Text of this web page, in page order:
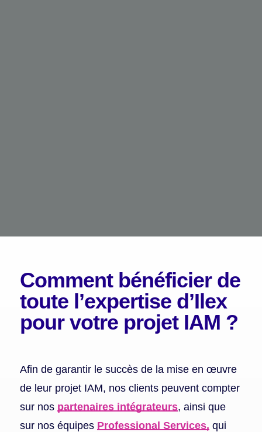
Comment bénéficierde
toute l’expertise d’Ilex
pour votre projet IAM ?
Afin de garantir le succès de la mise en œuvre
de leur projet IAM, nos clients peuvent compter
sur nos partenaires intégrateurs, ainsi que
sur nos équipes Professional Services, qui